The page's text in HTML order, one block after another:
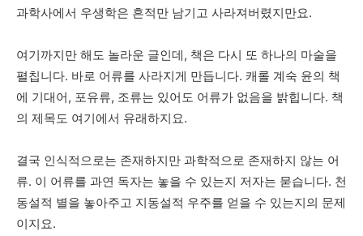
과학사에서 우생학은 흔적만 남기고 사라져버렸지만요.
여기까지만 해도 놀라운 글인데, 책은 다시 또 하나의 마술을
펼칩니다. 바로 어류를 사라지게 만듭니다. 캐롤 계숙 윤의 책
에 기대어, 포유류, 조류는 있어도 어류가 없음을 밝힙니다. 책
의 제목도 여기에서 유래하지요.
결국 인식적으로는 존재하지만 과학적으로 존재하지 않는 어
류. 이 어류를 과연 독자는 놓을 수 있는지 저자는 묻습니다. 천
동설적 별을 놓아주고 지동설적 우주를 얻을 수 있는지의 문제
이지요.